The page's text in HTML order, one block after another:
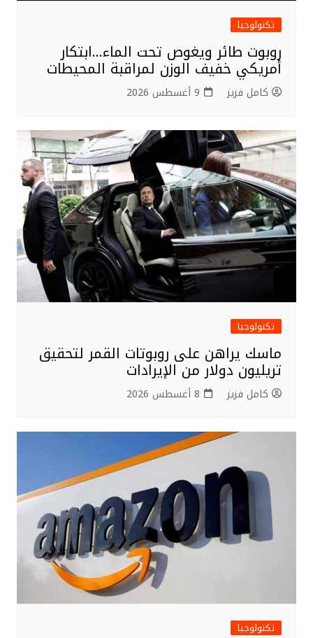
تكنولوجيا
روبوت طائر ويغوص تحت الماء…ابتكار
أمريكي خفيف الوزن لمراقبة المحيطات
كامل فزيز 9 أغسطس 2026
تكنولوجيا
ماسك يراهن على روبوتات القمر لتحقيق
تريليون دولار من الإيرادات
كامل فزيز 8 أغسطس 2026
تكنولوجيا